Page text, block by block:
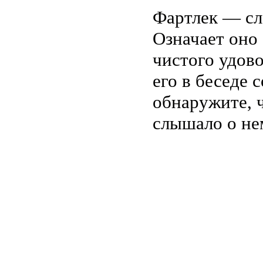
Фартлек —
Означает
чистого
его в беседе
обнаружите,
слышало о